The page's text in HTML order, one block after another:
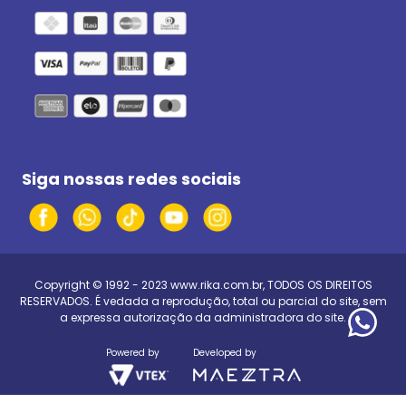
Siga nossas redes sociais
Copyright © 1992 - 2023 www.rika.com.br, TODOS OS DIREITOS
RESERVADOS. É vedada a reprodução, total ou parcial do site, sem
a expressa autorização da administradora do site.
Powered by Developed by